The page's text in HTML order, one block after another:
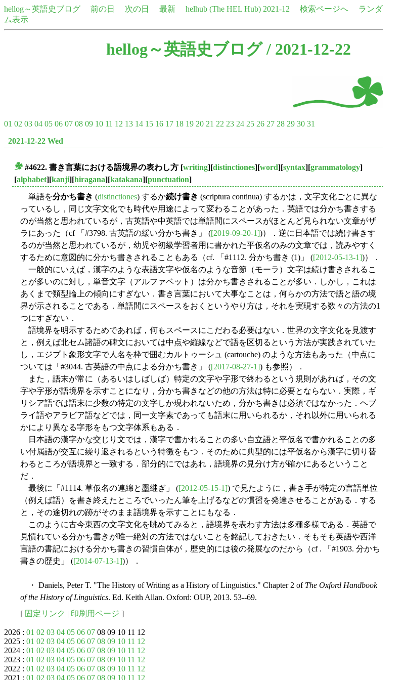
hellog～英語史ブログ 前の日 次の日 最新 helhub (The HEL Hub) 2021-12 検索ページへ
ランダ
ム表示
hellog～英語史ブログ/ 2021-12-22
01 02 03 04 05 06 07 08 09 10 11 12 13 14 15 16 17 18 19 20 21 22 23 24 25 26 27 28 29 30 31
2021-12-22 Wed
#4622. 書き言葉における語境界の表わし方 [writing][distinctiones][word][syntax][grammatology]
[alphabet][kanji][hiragana][katakana][punctuation]
単語を分かち書き (distinctiones) するか続け書き (scriptura continua) するかは，文字文化ごとに異な
っているし，同じ文字文化でも時代や用途によって変わることがあった．英語では分かち書きする
のが当然と思われているが，古英語や中英語では単語間にスペースがほとんど見られない文章がザ
ラにあった（cf 「#3798. 古英語の緩い分かち書き」 ([2019-09-20-1])）．逆に日本語では続け書きす
るのが当然と思われているが，幼児や初級学習者用に書かれた平仮名のみの文章では，読みやすく
するために意図的に分かち書きされることもある（cf. 「#1112. 分かち書き (1)」 ([2012-05-13-1])）．
一般的にいえば，漢字のような表語文字や仮名のような音節（モーラ）文字は続け書きされるこ
とが多いのに対し，単音文字（アルファベット）は分かち書きされることが多い．しかし，これは
あくまで類型論上の傾向にすぎない．書き言葉において大事なことは，何らかの方法で語と語の境
界が示されることである．単語間にスペースをおくというやり方は，それを実現する数々の方法の1
つにすぎない．
語境界を明示するためであれば，何もスペースにこだわる必要はない．世界の文字文化を見渡す
と，例えば北セム諸語の碑文においては中点や縦線などで語を区切るという方法が実践されていた
し，エジプト象形文字で人名を枠で囲むカルトゥーシュ (cartouche) のような方法もあった（中点に
ついては「#3044. 古英語の中点による分かち書き」 ([2017-08-27-1]) も参照）．
また，語末が常に（あるいはしばしば）特定の文字や字形で終わるという規則があれば，その文
字や字形が語境界を示すことになり，分かち書きなどの他の方法は特に必要とならない．実際，ギ
リシア語では語末に少数の特定の文字しか現われないため，分かち書きは必須ではなかった．ヘブ
ライ語やアラビア語などでは，同一文字素であっても語末に用いられるか，それ以外に用いられる
かにより異なる字形をもつ文字体系もある．
日本語の漢字かな交じり文では，漢字で書かれることの多い自立語と平仮名で書かれることの多
い付属語が交互に繰り返されるという特徴をもつ．そのために典型的には平仮名から漢字に切り替
わるところが語境界と一致する．部分的にではあれ，語境界の見分け方が確かにあるということ
だ．
最後に「#1114. 草仮名の連綿と墨継ぎ」 ([2012-05-15-1]) で見たように，書き手が特定の言語単位
（例えば語）を書き終えたところでいったん筆を上げるなどの慣習を発達させることがある．する
と，その途切れの跡がそのまま語境界を示すことにもなる．
このように古今東西の文字文化を眺めてみると，語境界を表わす方法は多種多様である．英語で
見慣れている分かち書きが唯一絶対の方法ではないことを銘記しておきたい．そもそも英語や西洋
言語の書記における分かち書きの習慣自体が，歴史的には後の発展なのだから（cf . 「#1903. 分かち
書きの歴史」 ([2014-07-13-1])）．
・ Daniels, Peter T. "The History of Writing as a History of Linguistics." Chapter 2 of The Oxford Handbook
of the History of Linguistics. Ed. Keith Allan. Oxford: OUP, 2013. 53--69.
[ 固定リンク | 印刷用ページ ]
2026 : 01 02 03 04 05 06 07 08 09 10 11 12
2025 : 01 02 03 04 05 06 07 08 09 10 11 12
2024 : 01 02 03 04 05 06 07 08 09 10 11 12
2023 : 01 02 03 04 05 06 07 08 09 10 11 12
2022 : 01 02 03 04 05 06 07 08 09 10 11 12
2021 : 01 02 03 04 05 06 07 08 09 10 11 12